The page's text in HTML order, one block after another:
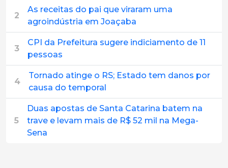
2
As receitas do pai que viraram uma
agroindústria em Joaçaba
3
CPI da Prefeitura sugere indiciamento de 11
pessoas
4
Tornado atinge o RS; Estado tem danos por
causa do temporal
5
Duas apostas de Santa Catarina batem na
trave e levam mais de R$ 52 mil na Mega-
Sena